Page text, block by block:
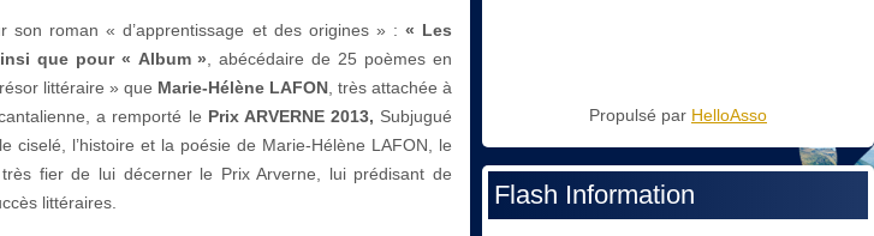
son roman « d’apprentissage et des origines » : « Les
que pour « Album » , abécédaire de 25 poèmes en
littéraire » que Marie-Hélène LAFON , très attachée à
a remporté le Prix ARVERNE 2013, Subjugué
ciselé, l’histoire et la poésie de Marie-Hélène LAFON, le
fier de lui décerner le Prix Arverne, lui prédisant de
littéraires.
Propulsé par HelloAsso
Flash Information